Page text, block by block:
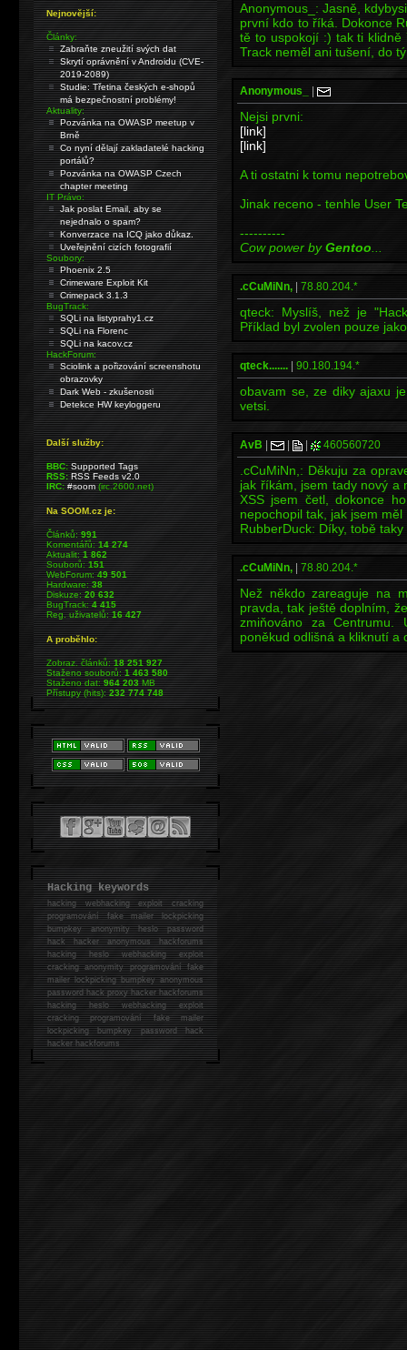
Anonymous_: Jasně,
první kdo to říká. Dokonce
tě to uspokojí :) tak ti
Track neměl ani tušení, do
Anonymous_
Nejsi prvni:
[link]
[link]
A ti ostatni k tomu
Jinak receno - tenhle User
----------
Cow power byGentoo...
.cCuMiNn, 78.80.204.*
qteck: Myslíš, než je
Příklad byl zvolen pouze
qteck....... 90.180.194.*
obavam se, ze diky ajaxu
vetsi.
AvB 460560720
.cCuMiNn,: Děkuju za
jak říkám, jsem tady nový a
XSS jsem četl, dokonce
nepochopil tak, jak jsem měl
RubberDuck: Díky, tobě taky
.cCuMiNn, 78.80.204.*
Než někdo zareaguje na
pravda, tak ještě doplním,
zmiňováno za Centrumu.
poněkud odlišná a kliknutí a
Nejnovější:
Články:
Zabraňte zneužití svých dat
Skrytí oprávnění v Androidu (CVE-
2019-2089)
Studie: Třetina českých e-shopů
má bezpečnostní problémy!
Aktuality:
Pozvánka na OWASP meetup v
Brně
Co nyní dělají zakladatelé hacking
portálů?
Pozvánka na OWASP Czech
chapter meeting
IT Právo:
Jak poslat Email, aby se
nejednalo o spam?
Konverzace na ICQ jako důkaz.
Uveřejnění cizích fotografií
Soubory:
Phoenix 2.5
Crimeware Exploit Kit
Crimepack 3.1.3
BugTrack:
SQLi na listyprahy1.cz
SQLi na Florenc
SQLi na kacov.cz
HackForum:
Sciolink a pořizování screenshotu
obrazovky
Dark Web - zkušenosti
Detekce HW keyloggeru
Další služby:
BBC: Supported Tags
RSS: RSS Feeds v2.0
IRC: #soom(irc.2600.net)
Na SOOM.cz je:
Článků:991
Komentářů:14 274
Aktualit:1 862
Souborů:151
WebForum:49 501
Hardware:38
Diskuze:20 632
BugTrack:4 415
Reg. uživatelů:16 427
A proběhlo:
Zobraz. článků:18 251 927
Staženo souborů:1 463 580
Staženo dat:964 203MB
Přístupy (hits):232 774 748
Hacking keywords
hackingwebhacking exploit cracking
programování fake mailer lockpicking
bumpkey anonymity heslo password
hackhacker anonymous hackforums
hackingheslo webhacking exploit
cracking anonymity programování fake
mailer lockpicking bumpkey anonymous
password hack proxy hacker hackforums
hacking heslo webhacking exploit
cracking programování fake mailer
lockpicking bumpkey password hack
hackerhackforums